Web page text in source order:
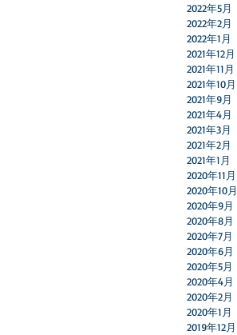
2022年5月
2022年2月
2022年1月
2021年12月
2021年11月
2021年10月
2021年9月
2021年4月
2021年3月
2021年2月
2021年1月
2020年11月
2020年10月
2020年9月
2020年8月
2020年7月
2020年6月
2020年5月
2020年4月
2020年2月
2020年1月
2019年12月